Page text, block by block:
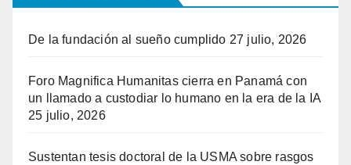
De la fundación al sueño cumplido 27 julio, 2026
Foro Magnifica Humanitas cierra en Panamá con
un llamado a custodiar lo humano en la era de la IA
25 julio, 2026
Sustentan tesis doctoral de la USMA sobre rasgos